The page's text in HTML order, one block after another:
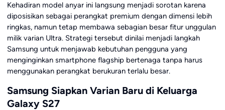
Kehadiran model anyar ini langsung menjadi sorotan karena
diposisikan sebagai perangkat premium dengan dimensi lebih
ringkas, namun tetap membawa sebagian besar fitur unggulan
milik varian Ultra. Strategi tersebut dinilai menjadi langkah
Samsung untuk menjawab kebutuhan pengguna yang
menginginkan smartphone flagship bertenaga tanpa harus
menggunakan perangkat berukuran terlalu besar.
Samsung Siapkan Varian Baru di Keluarga
Galaxy S27